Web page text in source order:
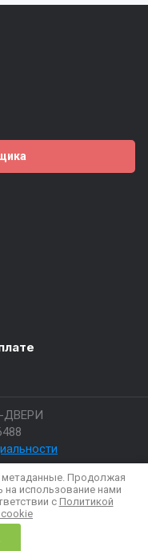
ДВЕРИ
метаданные. Продолжая
на использование нами
с Политикой